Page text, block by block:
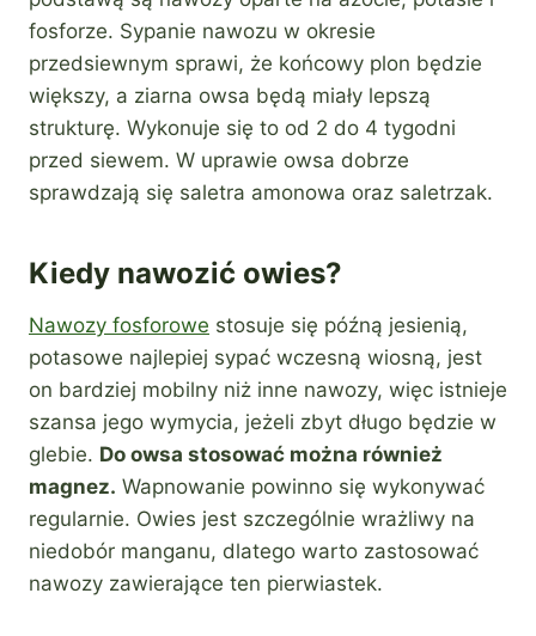
fosforze. Sypanie nawozu w okresie
przedsiewnym sprawi, że końcowy plon będzie
większy, a ziarna owsa będą miały lepszą
strukturę. Wykonuje się to od 2 do 4 tygodni
przed siewem. W uprawie owsa dobrze
sprawdzają się saletra amonowa oraz saletrzak.
Kiedy nawozić owies?
Nawozy fosforowe stosuje się późną jesienią,
potasowe najlepiej sypać wczesną wiosną, jest
on bardziej mobilny niż inne nawozy, więc istnieje
szansa jego wymycia, jeżeli zbyt długo będzie w
glebie. Do owsa stosować można również
magnez. Wapnowanie powinno się wykonywać
regularnie. Owies jest szczególnie wrażliwy na
niedobór manganu, dlatego warto zastosować
nawozy zawierające ten pierwiastek.